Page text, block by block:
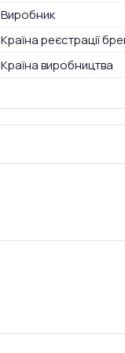
Виробник
Країна реєстрації
Країна виробництва